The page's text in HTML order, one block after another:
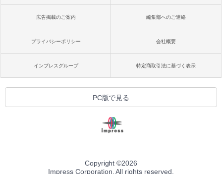
広告掲載のご案内 編集部へのご連絡
プライバシーポリシー 会社概要
インプレスグループ 特定商取引法に基づく表示
PC版で見る
Copyright ©2026
Impress Corporation. All rights reserved.